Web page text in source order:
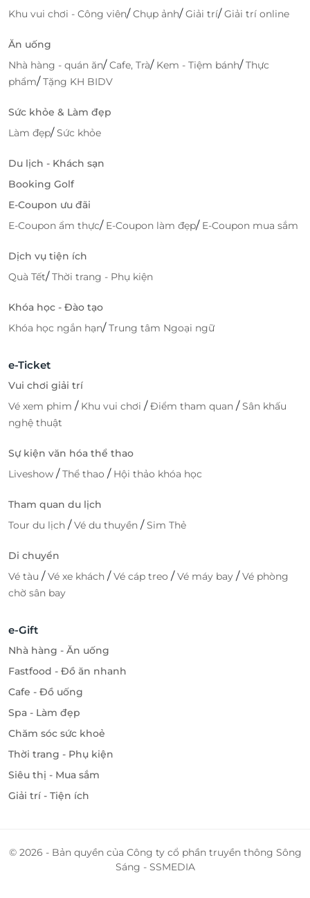
Khu vui chơi - Công viên/Chụp ảnh/Giải trí/Giải trí online
Ăn uống
Nhà hàng - quán ăn/Cafe, Trà/ Kem - Tiệm bánh/Thực
phẩm/Tặng KH BIDV
Sức khỏe & Làm đẹp
Làm đẹp/Sức khỏe
Du lịch - Khách sạn
Booking Golf
E-Coupon ưu đãi
E-Coupon ẩm thực/ E-Coupon làm đẹp/ E-Coupon mua sắm
Dịch vụ tiện ích
Quà Tết/Thời trang - Phụ kiện
Khóa học - Đào tạo
Khóa học ngắn hạn/Trung tâm Ngoại ngữ
e-Ticket
Vui chơi giải trí
Vé xem phim / Khu vui chơi /Điểm tham quan /Sân khấu
nghệ thuật
Sự kiện văn hóa thể thao
Liveshow /Thể thao / Hội thảo khóa học
Tham quan du lịch
Tour du lịch /Vé du thuyền /Sim Thẻ
Di chuyển
Vé tàu /Vé xe khách /Vé cáp treo /Vé máy bay /Vé phòng
chờ sân bay
e-Gift
Nhà hàng - Ăn uống
Fastfood - Đồ ăn nhanh
Cafe - Đồ uống
Spa - Làm đẹp
Chăm sóc sức khoẻ
Thời trang - Phụ kiện
Siêu thị - Mua sắm
Giải trí - Tiện ích
© 2026 - Bản quyền của Công ty cổ phần truyền thông Sông
Sáng - SSMEDIA